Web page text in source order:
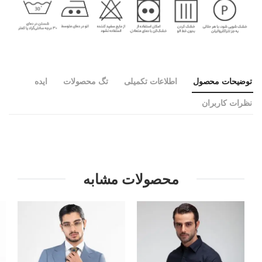
توضیحات محصول اطلاعات تکمیلی تگ محصولات ایده
نظرات کاربران
محصولات مشابه